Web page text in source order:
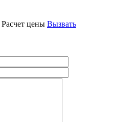
Расчет цены Вызвать